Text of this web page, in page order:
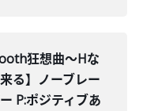
狂想曲〜Hな
る】ノーブレー
P:ポジティブあ